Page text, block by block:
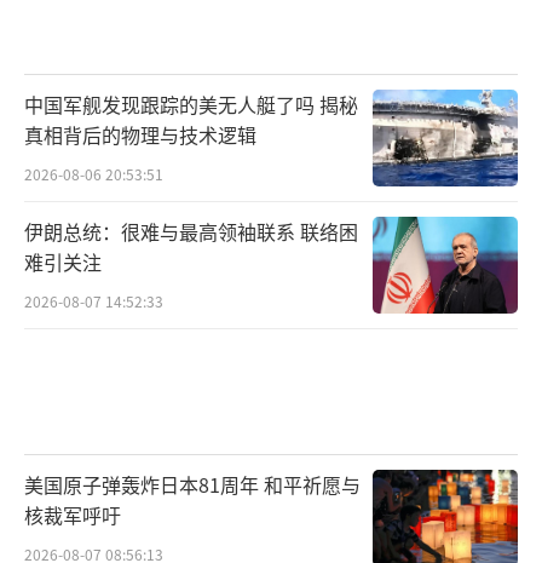
中国军舰发现跟踪的美无人艇了吗 揭秘
真相背后的物理与技术逻辑
2026-08-06 20:53:51
伊朗总统：很难与最高领袖联系 联络困
难引关注
2026-08-07 14:52:33
美国原子弹轰炸日本81周年 和平祈愿与
核裁军呼吁
2026-08-07 08:56:13